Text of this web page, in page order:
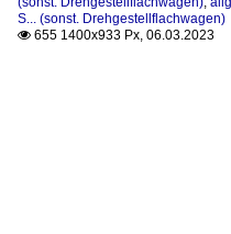
S... (sonst. Drehgestellflachwagen)
 655 1400x933 Px, 06.03.2023